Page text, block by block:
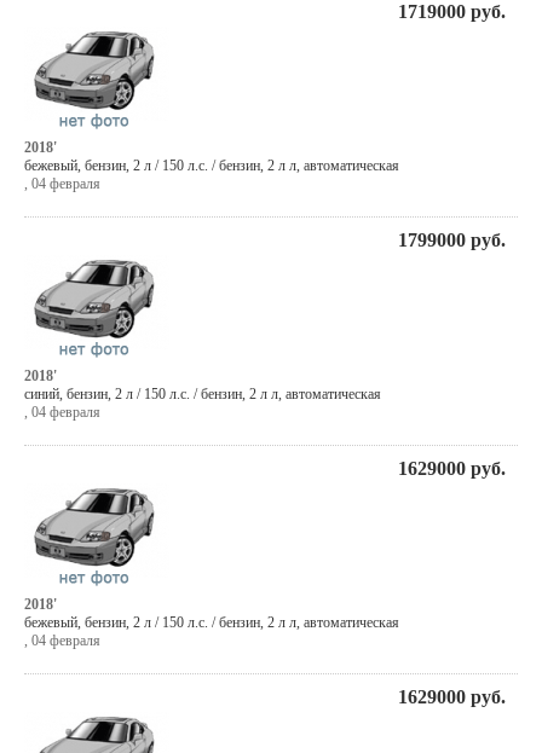
1719000 руб.
2018'
бежевый, бензин, 2 л / 150 л.с. / бензин, 2 л л, автоматическая
, 04 февраля
1799000 руб.
2018'
синий, бензин, 2 л / 150 л.с. / бензин, 2 л л, автоматическая
, 04 февраля
1629000 руб.
2018'
бежевый, бензин, 2 л / 150 л.с. / бензин, 2 л л, автоматическая
, 04 февраля
1629000 руб.